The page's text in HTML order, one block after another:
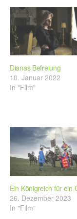
Dianas Befreiung
10. Januar 2022
In "Film"
Ein Königreich für ein
26. Dezember 2023
In "Film"